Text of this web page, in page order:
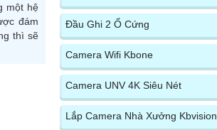
một hệ
đám
thì sẽ
Đầu Ghi 2 Ổ Cứng
Camera Wifi Kbone
Camera UNV 4K Siêu Nét
Lắp Camera Nhà Xưởng Kbvision